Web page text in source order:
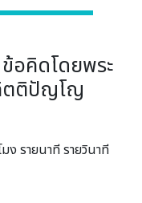
อคิดโดยพระ
ตติปัญโญ
ง รายนาที รายวินาที